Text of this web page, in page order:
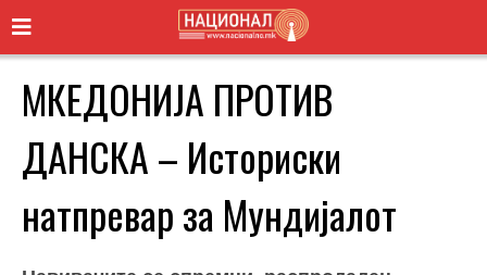
МКЕДОНИЈА ПРОТИВ
ДАНСКА – Историски
натпревар за Мундијалот